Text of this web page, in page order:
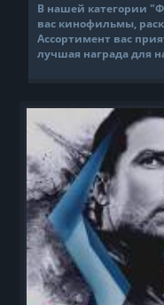
В нашей категории
вас кинофильмы,
Ассортимент вас
лучшая награда для